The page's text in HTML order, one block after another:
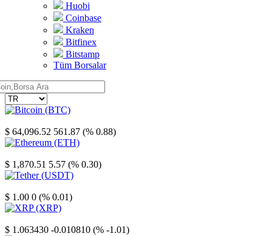
Huobi
Coinbase
Kraken
Bitfinex
Bitstamp
Tüm Borsalar
$ 64,096.52 561.87 (% 0.88)
$ 1,870.51 5.57 (% 0.30)
$ 1.00 0 (% 0.01)
$ 1.063430 -0.010810 (% -1.01)